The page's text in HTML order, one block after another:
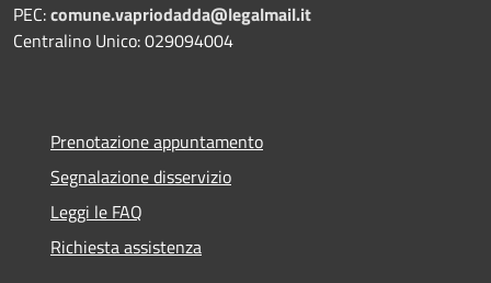
PEC:comune.vapriodadda@legalmail.it
Centralino Unico: 029094004
Prenotazione appuntamento
Segnalazione disservizio
Leggi le FAQ
Richiesta assistenza